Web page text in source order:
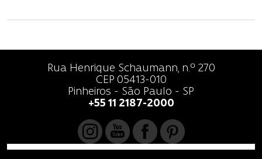
Rua Henrique Schaumann, n.º 270
CEP 05413-010
Pinheiros - São Paulo - SP
+55 11 2187-2000